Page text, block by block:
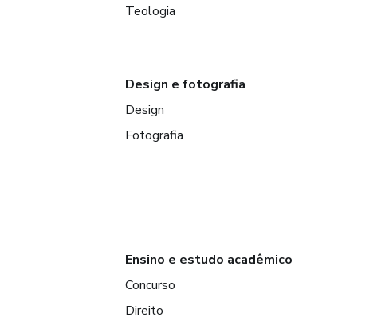
Teologia
Design e fotografia
Design
Fotografia
Ensino e estudo acadêmico
Concurso
Direito